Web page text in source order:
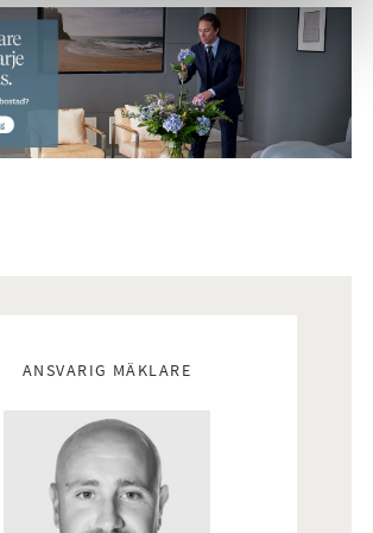
153 kvm.
är ett L-format enplanshus med fem rum
Planlösningen skiljer tydligt
och privata sovrum. Vardagsrum och kök
med fönster från tre väderstreck
och trivsamt rum för umgänge. Altanen
ljus och natur.
för el och fiber tillkommer.
114 kvm
husmodell på 114 kvadratmeter består
ANSVARIG MÄKLARE